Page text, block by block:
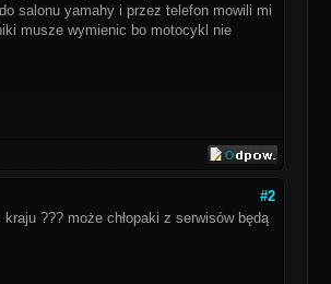
salonu yamahy i przez telefon mowili mi
musze wymienic bo motocykl nie
#2
??? może chłopaki z serwisów będą